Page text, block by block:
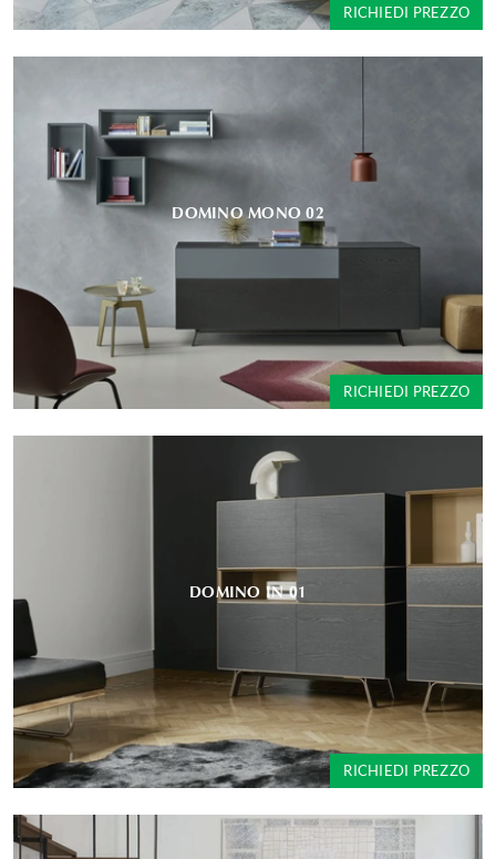
RICHIEDI PREZZO
DOMINO MONO 02
RICHIEDI PREZZO
DOMINO IN 01
RICHIEDI PREZZO